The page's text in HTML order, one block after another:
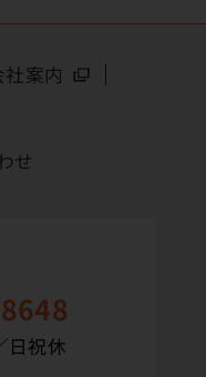
社案内
せ
日祝休